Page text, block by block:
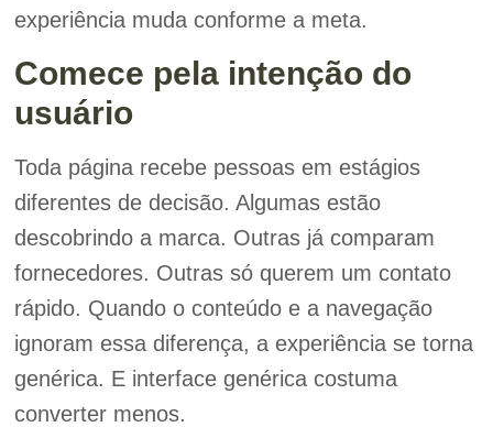
experiência muda conforme a meta.
Comece pela intenção do
usuário
Toda página recebe pessoas em estágios
diferentes de decisão. Algumas estão
descobrindo a marca. Outras já comparam
fornecedores. Outras só querem um contato
rápido. Quando o conteúdo e a navegação
ignoram essa diferença, a experiência se torna
genérica. E interface genérica costuma
converter menos.